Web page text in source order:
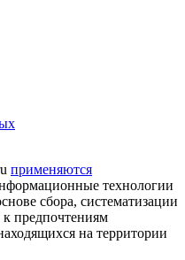
применяются
технологии
сбора, систематизации
к предпочтениям
на территории